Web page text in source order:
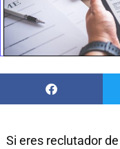
Si eres reclutador